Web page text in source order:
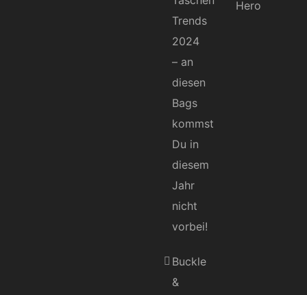
Trends
2024
– an
diesen
Bags
kommst
Du in
diesem
Jahr
nicht
vorbei!
Buckle
&